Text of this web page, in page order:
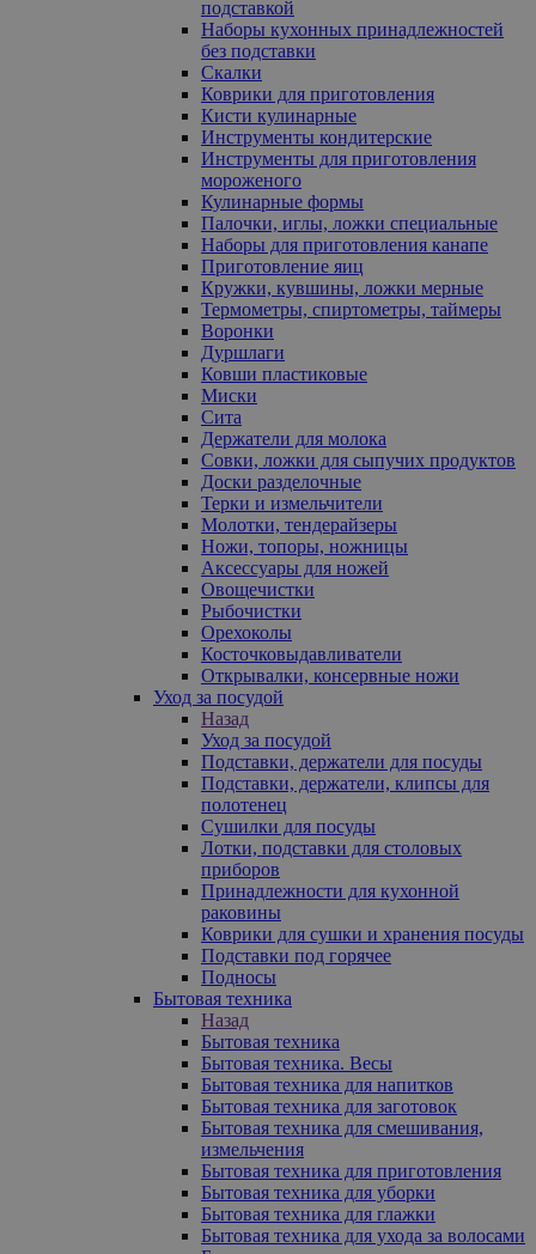
подставкой
Наборы кухонных принадлежностей
без подставки
Скалки
Коврики для приготовления
Кисти кулинарные
Инструменты кондитерские
Инструменты для приготовления
мороженого
Кулинарные формы
Палочки, иглы, ложки специальные
Наборы для приготовления канапе
Приготовление яиц
Кружки, кувшины, ложки мерные
Термометры, спиртометры, таймеры
Воронки
Дуршлаги
Ковши пластиковые
Миски
Сита
Держатели для молока
Совки, ложки для сыпучих продуктов
Доски разделочные
Терки и измельчители
Молотки, тендерайзеры
Ножи, топоры, ножницы
Аксессуары для ножей
Овощечистки
Рыбочистки
Орехоколы
Косточковыдавливатели
Открывалки, консервные ножи
Уход за посудой
Назад
Уход за посудой
Подставки, держатели для посуды
Подставки, держатели, клипсы для
полотенец
Сушилки для посуды
Лотки, подставки для столовых
приборов
Принадлежности для кухонной
раковины
Коврики для сушки и хранения посуды
Подставки под горячее
Подносы
Бытовая техника
Назад
Бытовая техника
Бытовая техника. Весы
Бытовая техника для напитков
Бытовая техника для заготовок
Бытовая техника для смешивания,
измельчения
Бытовая техника для приготовления
Бытовая техника для уборки
Бытовая техника для глажки
Бытовая техника для ухода за волосами